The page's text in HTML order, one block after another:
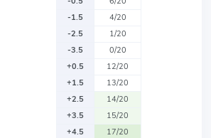
-1.5
4/20
-2.5
1/20
-3.5
0/20
+0.5
12/20
+1.5
13/20
+2.5
14/20
+3.5
15/20
+4.5
17/20